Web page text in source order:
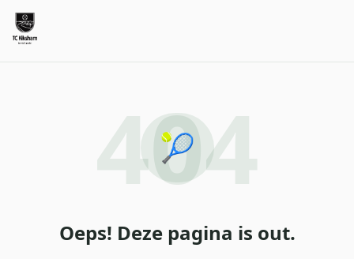
404
🎾
Oeps! Deze pagina is out.